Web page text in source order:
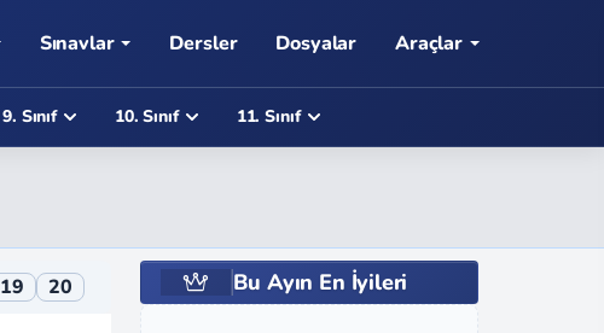
Sınavlar Dersler Dosyalar Araçlar
9. Sınıf 10. Sınıf 11. Sınıf
19 20 Bu Ayın En İyileri